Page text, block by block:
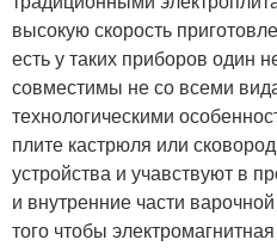
высокую скорость
есть у таких приборов один
совместимы не со всеми
технологическими
плите кастрюля или
устройства и учавствуют в
и внутренние части
того чтобы